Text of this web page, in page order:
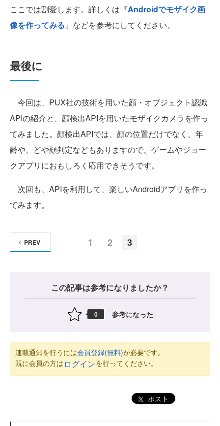
ここでは割愛します。詳しくは『Androidでモザイク画
像を作ってみる』などを参考にしてください。
最後に
今回は、PUX社の技術を用いた顔・オブジェクト認識
APIの紹介と、顔検出APIを用いたモザイクカメラを作っ
てみました。顔検出APIでは、顔の位置だけでなく、年
齢や、どや顔判定などもありますので、ゲームやジョー
クアプリにおもしろく応用できそうです。
次回も、APIを利用して、楽しいAndroidアプリを作っ
てみます。
1 2 3
PREV
この記事は参考になりましたか？
0 参考になった
連載通知を行うには会員登録(無料)が必要です。
既に会員の方は ログインを行ってください。
ポスト